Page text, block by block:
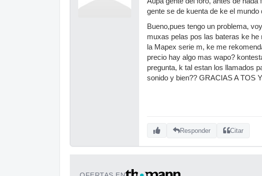
gente se de kuenta de ke el mundo
Bueno,pues tengo un problema,
muxas pelas pos las bateras ke
la Mapex serie m, ke me
precio hay algo mas wapo?
pregunta, k tal estan los llamados
sonido y bien?? GRACIAS A TOS
Responder Citar